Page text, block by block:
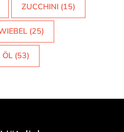
ZUCCHINI (15)
(25)
ÖL (53)